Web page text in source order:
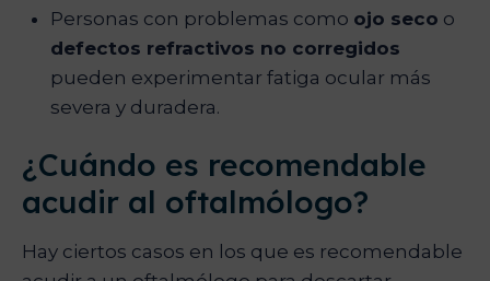
Personas con problemas como ojo seco o
defectos refractivos no corregidos
pueden experimentar fatiga ocular más
severa y duradera.
¿Cuándo es recomendable
acudir al oftalmólogo?
Hay ciertos casos en los que es recomendable